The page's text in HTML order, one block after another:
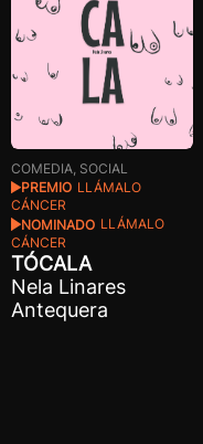
COMEDIA, SOCIAL
PREMIO LLÁMALO
CÁNCER
NOMINADO LLÁMALO
CÁNCER
TÓCALA
Nela Linares
Antequera